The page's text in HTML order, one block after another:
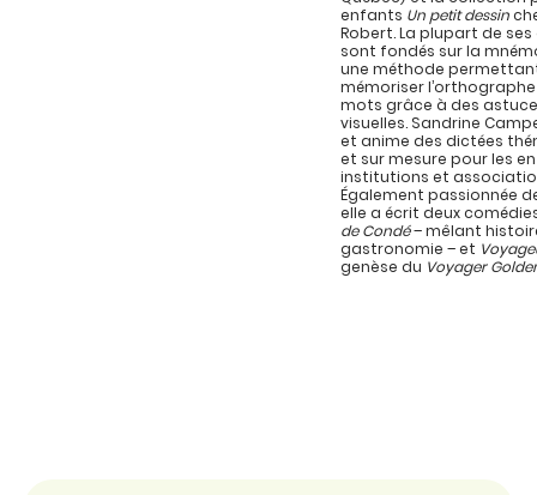
enfants Un petit dessin
Robert. La plupart de
sont fondés sur la
une méthode
mémoriser
mots grâce à des
visuelles. Sandrine
et anime des dictées
et sur mesure pour les
institutions et
Également passionnée
elle a écrit deux
de Condé– mêlant
gastronomie – et
genèse du Voyager